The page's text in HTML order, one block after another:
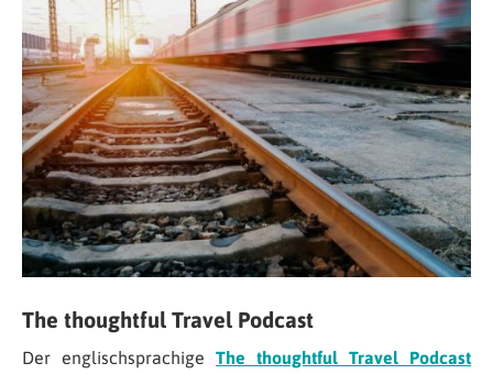
The thoughtful Travel Podcast
Der englischsprachige The thoughtful Travel Podcast